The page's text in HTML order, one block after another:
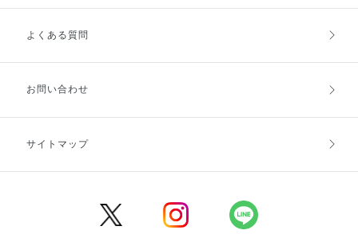
ご利用ガイドトップ
お支払方法
キャンセル・返品・交換
よくある質問
お問い合わせ
サイトマップ